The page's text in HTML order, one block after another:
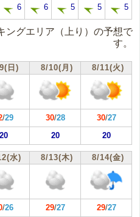
6 6 5 5 5
ングエリア（上り）の予想で
す。
日) 8/10(月) 8/11(火)
/29 30/28 30/27
20 20 20
水) 8/13(木) 8/14(金)
/26 29/27 29/27